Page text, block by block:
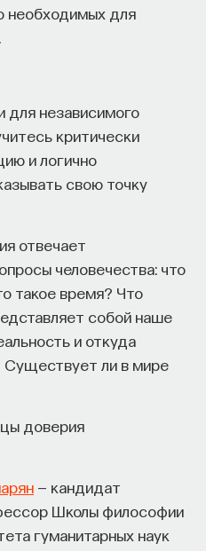
необходимых для
независимого
критически
и логично
свою точку
отвечает
человечества: что
такое время? Что
собой наше
и откуда
Существует ли в мире
доверия
— кандидат
Школы философии
гуманитарных наук
ЖУРНАЛ